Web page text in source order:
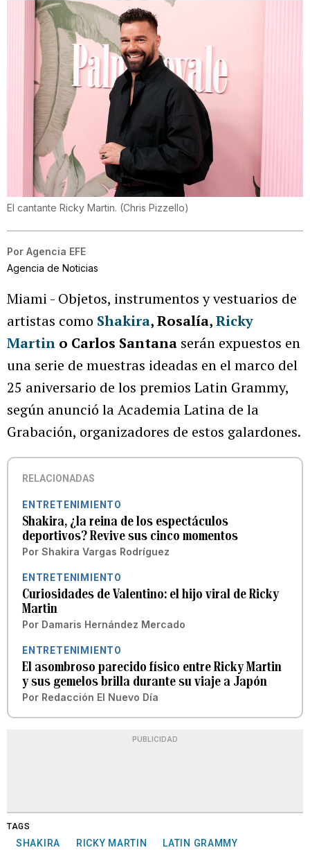
El cantante Ricky Martin. (Chris Pizzello)
Por Agencia EFE
Agencia de Noticias
Miami - Objetos, instrumentos y vestuarios de
artistas como Shakira, Rosalía,Ricky
Martin o Carlos Santana serán expuestos en
una serie de muestras ideadas en el marco del
25 aniversario de los premios Latin Grammy,
según anunció la Academia Latina de la
Grabación, organizadores de estos galardones.
RELACIONADAS
ENTRETENIMIENTO
Shakira, ¿la reina de los espectáculos
deportivos? Revive sus cinco momentos
Por Shakira Vargas Rodríguez
ENTRETENIMIENTO
Curiosidades de Valentino: el hijo viral de Ricky
Martin
Por Damaris Hernández Mercado
ENTRETENIMIENTO
El asombroso parecido físico entre Ricky Martin
y sus gemelos brilla durante su viaje a Japón
Por Redacción El Nuevo Día
PUBLICIDAD
TAGS
SHAKIRA RICKY MARTIN LATIN GRAMMY